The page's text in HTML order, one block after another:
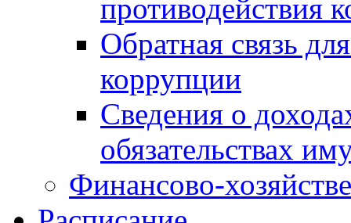
противодействия
Обратная связь
коррупции
Сведения о
обязательствах
Финансово-